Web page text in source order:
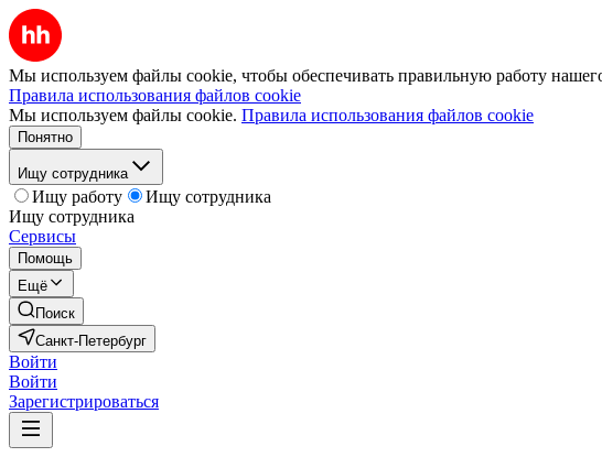
Мы используем файлы cookie, чтобы обеспечивать правильную работу
Правила использования файлов cookie
Мы используем файлы cookie. Правила использования файлов cookie
Понятно
Ищу сотрудника
Ищу работу
Ищу сотрудника
Ищу сотрудника
Сервисы
Помощь
Ещё
Поиск
Санкт-Петербург
Войти
Войти
Зарегистрироваться